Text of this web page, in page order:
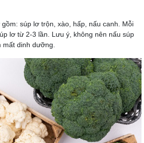
súp lơ trộn, xào, hấp, nấu canh. Mỗi
lơ từ 2-3 lần. Lưu ý, không nên nấu súp
mất dinh dưỡng.